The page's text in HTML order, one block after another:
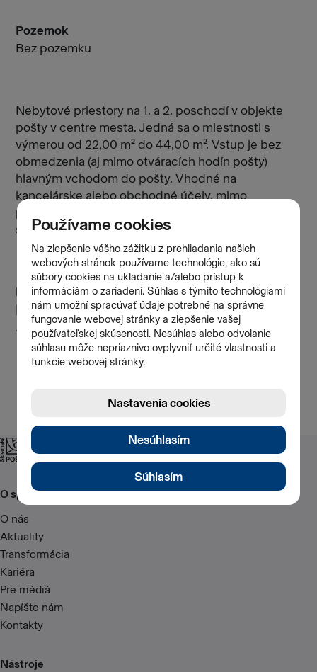
Pozemok
Bez pozemku
Nebytové priestory na 1. a 2. poschodí v objekte
pošty v centre mesta. Jedná sa o miestnosti s
výmerou od 22,00 m² do 44,00 m². Vstup je bez
obmedzenia (aj mimo otváracích hodín pošty)
hlavným vchodom do pošty. Vhodné na
kancelárske alebo obchodné účely, mimo
poskytovania finančných služieb (pôžičky,
sporenie a pod.).
Kontakt
Blchová Tatiana
+421 911 570 595
O spoločnosti
O nás
Aktuality
Transformácia
Kariéra
Pre médiá
Napíšte nám
Kontakty
Nástroje